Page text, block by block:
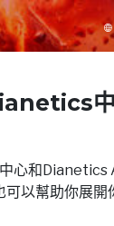
心和Dianetics
以幫助你展開